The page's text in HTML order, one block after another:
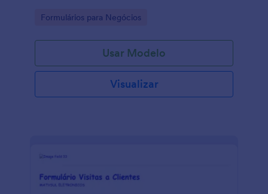
Go to Category:
Formulários para Negócios
Usar Modelo
Visualizar